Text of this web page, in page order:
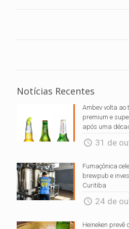
Notícias Recentes
Ambev volta ao
premium e
após uma
31 de
Fumaçônica
brewpub e
Curitiba
24 de
Heineken prevê